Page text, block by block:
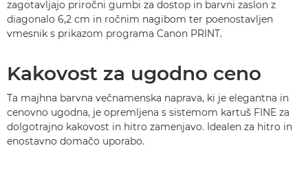
zagotavljajo priročni gumbi za dostop in barvni zaslon z
diagonalo 6,2 cm in ročnim nagibom ter poenostavljen
vmesnik s prikazom programa Canon PRINT.
Kakovost za ugodno ceno
Ta majhna barvna večnamenska naprava, ki je elegantna in
cenovno ugodna, je opremljena s sistemom kartuš FINE za
dolgotrajno kakovost in hitro zamenjavo. Idealen za hitro in
enostavno domačo uporabo.